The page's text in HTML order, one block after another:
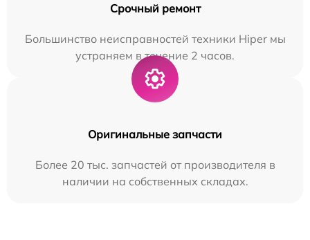
Срочный ремонт
Большинство неисправностей техники Hiper мы
устраняем в течение 2 часов.
Оригинальные запчасти
Более 20 тыс. запчастей от производителя в
наличии на собственных складах.